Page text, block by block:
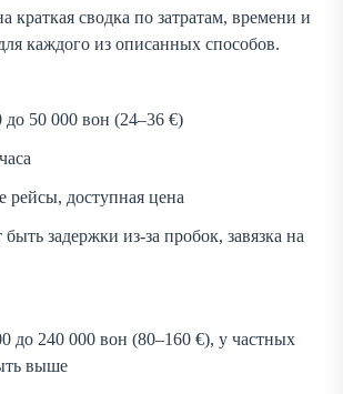
краткая сводка по затратам, времени и
каждого из описанных способов.
до 50 000 вон (24–36 €)
доступная цена
задержки из-за пробок, завязка на
до 240 000 вон (80–160 €), у частных
выше